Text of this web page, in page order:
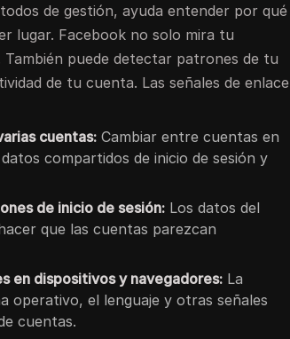
de gestión, ayuda entender por qué
lugar. Facebook no solo mira tu
puede detectar patrones de tu
de tu cuenta. Las señales de enlace
cuentas: Cambiar entre cuentas en
compartidos de inicio de sesión y
de inicio de sesión: Los datos del
que las cuentas parezcan
en dispositivos y navegadores: La
operativo, el lenguaje y otras señales
cuentas.